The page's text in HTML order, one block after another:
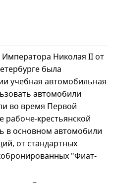
Императора Николая II от
была
учебная автомобильная
автомобили
во время Первой
крестьянской
в основном автомобили
от стандартных
"Фиат-